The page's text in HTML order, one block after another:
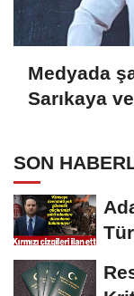
Medyada
Sarıkaya
SON